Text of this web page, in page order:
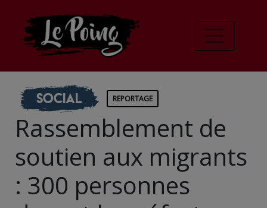
Social REPORTAGE
Rassemblement de
soutien aux migrants
: 300 personnes